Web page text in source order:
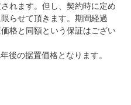
れます。但し、契約時に定め
らせて頂きます。期間経過
格と同額という保証はござい
後の据置価格となります。